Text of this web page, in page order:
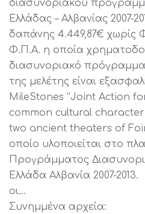
διασυνοριακού
Ελλάδας – Αλβανίας 2007-
δαπάνης 4.449,87€
Φ.Π.Α. η οποία
διασυνοριακό
της μελέτης είναι
MileStones “Joint Action
common cultural
two ancient theaters of
οποίο υλοποιείται στο
Προγράμματος
Ελλάδα Αλβανία 2007-
οι…
Συνημμένα αρχεία: